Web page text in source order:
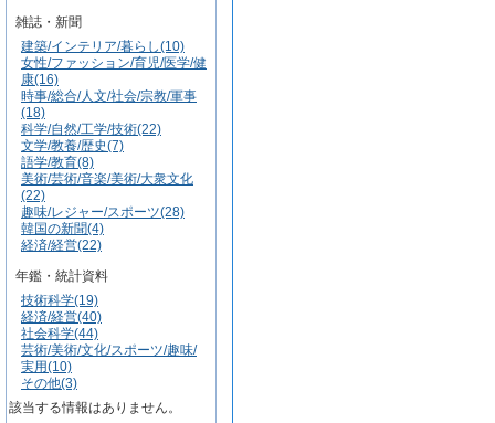
雑誌・新聞
建築/インテリア/暮らし(10)
女性/ファッション/育児/医学/健
康(16)
時事/総合/人文/社会/宗教/軍事
(18)
科学/自然/工学/技術(22)
文学/教養/歴史(7)
語学/教育(8)
美術/芸術/音楽/美術/大衆文化
(22)
趣味/レジャー/スポーツ(28)
韓国の新聞(4)
経済/経営(22)
年鑑・統計資料
技術科学(19)
経済/経営(40)
社会科学(44)
芸術/美術/文化/スポーツ/趣味/
実用(10)
その他(3)
該当する情報はありません。